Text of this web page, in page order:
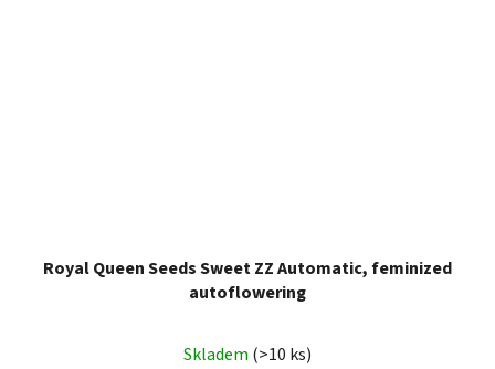
Royal Queen Seeds Sweet ZZ Automatic, feminized
autoflowering
Skladem (>10 ks)